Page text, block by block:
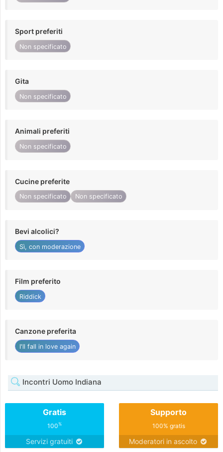
Sport preferiti
Non specificato
Gita
Non specificato
Animali preferiti
Non specificato
Cucine preferite
Non specificato Non specificato
Bevi alcolici?
Sì, con moderazione
Film preferito
Riddick
Canzone preferita
I'll fall in love again
Incontri Uomo Indiana
Gratis
100%
Servizi gratuiti
Supporto
100% gratis
Moderatori in ascolto